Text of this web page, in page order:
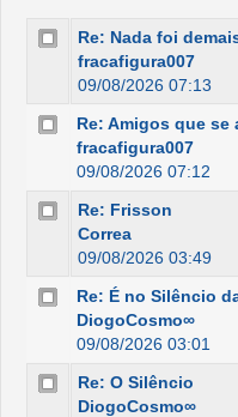
Re: Nada foi
fracafigura007
09/08/2026 07:13
Re: Amigos que se
fracafigura007
09/08/2026 07:12
Re: Frisson
Correa
09/08/2026 03:49
Re: É no Silêncio
DiogoCosmo∞
09/08/2026 03:01
Re: O Silêncio
DiogoCosmo∞